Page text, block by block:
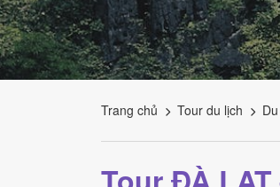
Trang chủ Tour du lịch